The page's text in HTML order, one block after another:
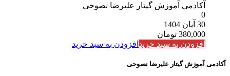
آکادمی آموزش گیتار علیرضا نصوحی
0
30 آبان 1404
380,000 تومان
افزودن به سبد خرید افزودن به سبد خرید
آکادمی آموزش گیتار علیرضا نصوحی